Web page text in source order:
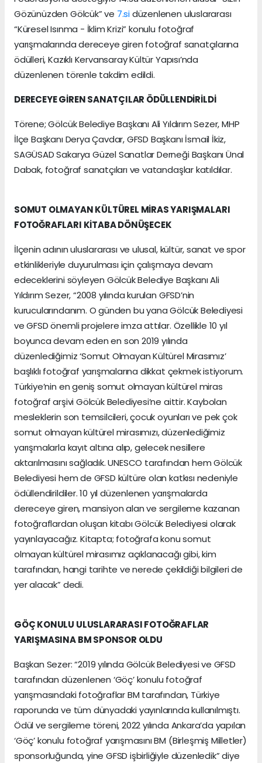
Gözünüzden Gölcük” ve 7.sidüzenlenen uluslararası
“Küresel Isınma - İklim Krizi” konulu fotoğraf
yarışmalarında dereceye giren fotoğraf sanatçılarına
ödülleri, Kazıklı Kervansaray Kültür Yapısı’nda
düzenlenen törenle takdim edildi.
DERECEYE GİREN SANATÇILAR ÖDÜLLENDİRİLDİ
Törene; Gölcük Belediye Başkanı Ali Yıldırım Sezer, MHP
İlçe Başkanı Derya Çavdar, GFSD Başkanı İsmail İkiz,
SAGÜSAD Sakarya Güzel Sanatlar Derneği Başkanı Ünal
Dabak, fotoğraf sanatçıları ve vatandaşlar katıldılar.
SOMUT OLMAYAN KÜLTÜREL MİRAS YARIŞMALARI
FOTOĞRAFLARI KİTABA DÖNÜŞECEK
İlçenin adının uluslararası ve ulusal, kültür, sanat ve spor
etkinlikleriyle duyurulması için çalışmaya devam
edeceklerini söyleyen Gölcük Belediye Başkanı Ali
Yıldırım Sezer, “2008 yılında kurulan GFSD’nin
kurucularındanım. O günden bu yana Gölcük Belediyesi
ve GFSD önemli projelere imza attılar. Özellikle 10 yıl
boyunca devam eden en son 2019 yılında
düzenlediğimiz ‘Somut Olmayan Kültürel Mirasımız’
başlıklı fotoğraf yarışmalarına dikkat çekmek istiyorum.
Türkiye’nin en geniş somut olmayan kültürel miras
fotoğraf arşivi Gölcük Belediyesi’ne aittir. Kaybolan
mesleklerin son temsilcileri, çocuk oyunları ve pek çok
somut olmayan kültürel mirasımızı, düzenlediğimiz
yarışmalarla kayıt altına alıp, gelecek nesillere
aktarılmasını sağladık. UNESCO tarafından hem Gölcük
Belediyesi hem de GFSD kültüre olan katkısı nedeniyle
ödüllendirildiler. 10 yıl düzenlenen yarışmalarda
dereceye giren, mansiyon alan ve sergileme kazanan
fotoğraflardan oluşan kitabı Gölcük Belediyesi olarak
yayınlayacağız. Kitapta; fotoğrafa konu somut
olmayan kültürel mirasımız açıklanacağı gibi, kim
tarafından, hangi tarihte ve nerede çekildiği bilgileri de
yer alacak” dedi.
GÖÇ KONULU ULUSLARARASI FOTOĞRAFLAR
YARIŞMASINA BM SPONSOR OLDU
Başkan Sezer: “2019 yılında Gölcük Belediyesi ve GFSD
tarafından düzenlenen ‘Göç’ konulu fotoğraf
yarışmasındaki fotoğraflar BM tarafından, Türkiye
raporunda ve tüm dünyadaki yayınlarında kullanılmıştı.
Ödül ve sergileme töreni, 2022 yılında Ankara’da yapılan
‘Göç’ konulu fotoğraf yarışmasını BM (Birleşmiş Milletler)
sponsorluğunda, yine GFSD işbirliğiyle düzenledik” diye